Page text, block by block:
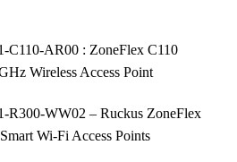
C110-AR00 : ZoneFlex C110
Wireless Access Point
R300-WW02 – Ruckus ZoneFlex
Wi-Fi Access Points